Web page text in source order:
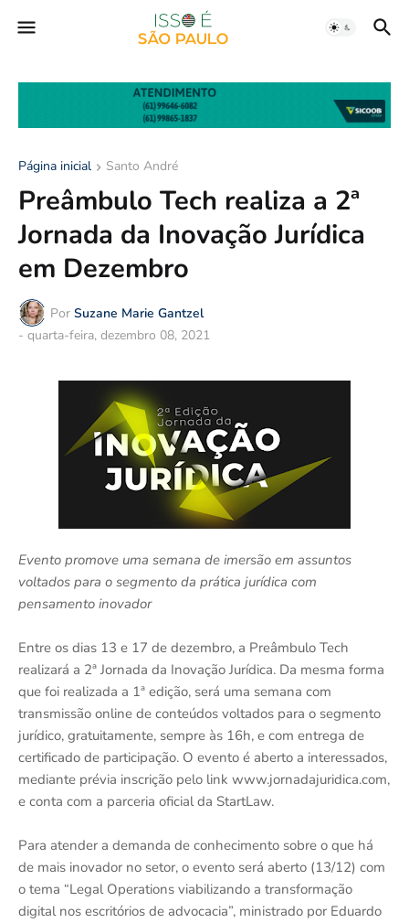
Página inicial Santo André
Preâmbulo Tech realiza a 2ª
Jornada da Inovação Jurídica
em Dezembro
Por Suzane Marie Gantzel
- quarta-feira, dezembro 08, 2021
Evento promove uma semana de imersão em assuntos
voltados para o segmento da prática jurídica com
pensamento inovador
Entre os dias 13 e 17 de dezembro, a Preâmbulo Tech
realizará a 2ª Jornada da Inovação Jurídica. Da mesma forma
que foi realizada a 1ª edição, será uma semana com
transmissão online de conteúdos voltados para o segmento
jurídico, gratuitamente, sempre às 16h, e com entrega de
certificado de participação. O evento é aberto a interessados,
mediante prévia inscrição pelo link www.jornadajuridica.com,
e conta com a parceria oficial da StartLaw.
Para atender a demanda de conhecimento sobre o que há
de mais inovador no setor, o evento será aberto (13/12) com
o tema “Legal Operations viabilizando a transformação
digital nos escritórios de advocacia”, ministrado por Eduardo